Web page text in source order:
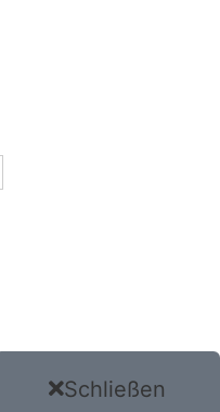
Schließen